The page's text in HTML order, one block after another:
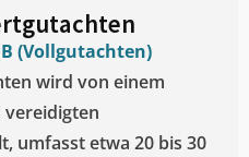
(Vollgutachten)
wird von einem
umfasst etwa 20 bis 30